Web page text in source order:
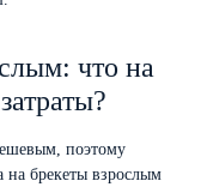
что на
поэтому
на брекеты взрослым